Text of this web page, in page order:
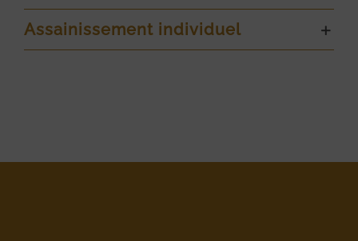
Assainissement individuel